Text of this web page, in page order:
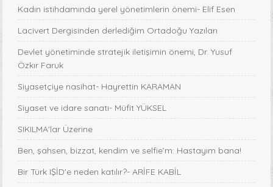
Kadın istihdamında yerel yönetimlerin önemi- Elif Esen
Lacivert Dergisinden derlediğim Ortadoğu Yazıları
Devlet yönetiminde stratejik iletişimin önemi, Dr. Yusuf
Özkır Faruk
Siyasetçiye nasihat- Hayrettin KARAMAN
Siyaset ve idare sanatı- Müfit YÜKSEL
SIKILMA'lar Üzerine
Ben, şahsen, bizzat, kendim ve selfie’m: Hastayım bana!
Bir Türk IŞİD'e neden katılır?- ARİFE KABİL